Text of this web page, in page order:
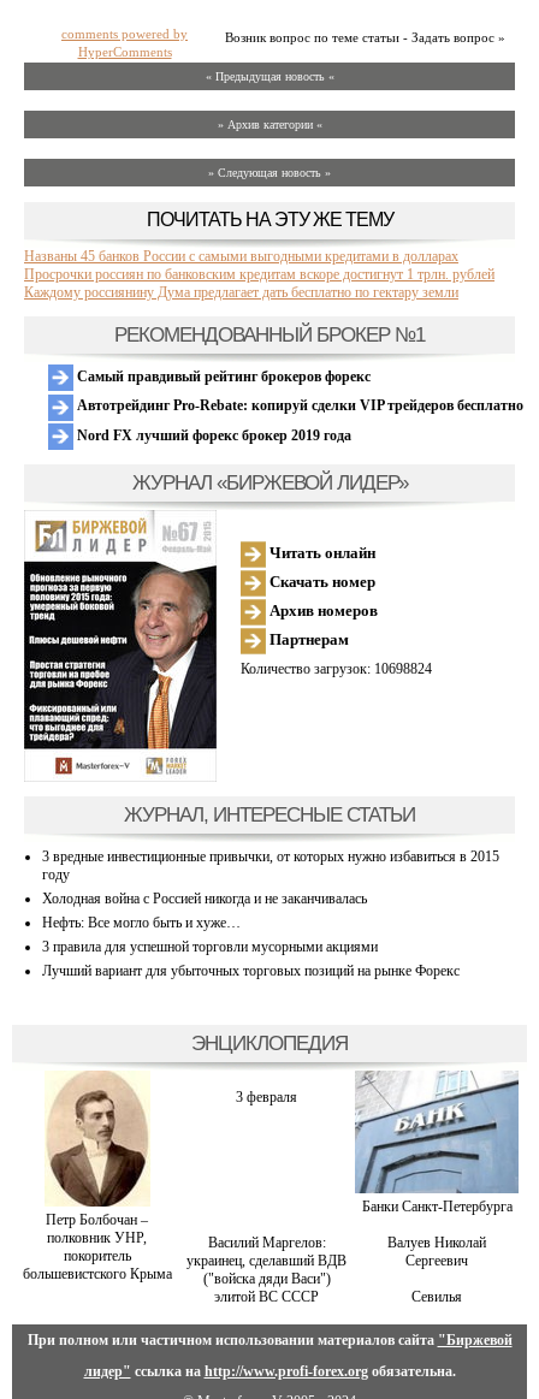
Возник вопрос по теме статьи - Задать вопрос »
comments powered by
HyperComments
« Предыдущая новость «
» Архив категории «
» Следующая новость »
ПОЧИТАТЬ НА ЭТУ ЖЕ ТЕМУ
Названы 45 банков России с самыми выгодными кредитами в долларах
Просрочки россиян по банковским кредитам вскоре достигнут 1 трлн. рублей
Каждому россиянину Дума предлагает дать бесплатно по гектару земли
РЕКОМЕНДОВАННЫЙ БРОКЕР №1
Самый правдивый рейтинг брокеров форекс
Автотрейдинг Pro-Rebate: копируй сделки VIP трейдеров бесплатно
Nord FX лучший форекс брокер 2019 года
ЖУРНАЛ «БИРЖЕВОЙ ЛИДЕР»
Читать онлайн
Скачать номер
Архив номеров
Партнерам
Количество загрузок: 10698824
ЖУРНАЛ, ИНТЕРЕСНЫЕ СТАТЬИ
3 вредные инвестиционные привычки, от которых нужно избавиться в 2015
году
Холодная война с Россией никогда и не заканчивалась
Нефть: Все могло быть и хуже…
3 правила для успешной торговли мусорными акциями
Лучший вариант для убыточных торговых позиций на рынке Форекс
ЭНЦИКЛОПЕДИЯ
Петр Болбочан –
полковник УНР,
покоритель
большевистского Крыма
3 февраля
Банки Санкт-Петербурга
Василий Маргелов:
украинец, сделавший ВДВ
("войска дяди Васи")
элитой ВС СССР
Валуев Николай
Сергеевич
Севилья
При полном или частичном использовании материалов сайта "Биржевой
лидер" ссылка на http://www.profi-forex.orgобязательна.